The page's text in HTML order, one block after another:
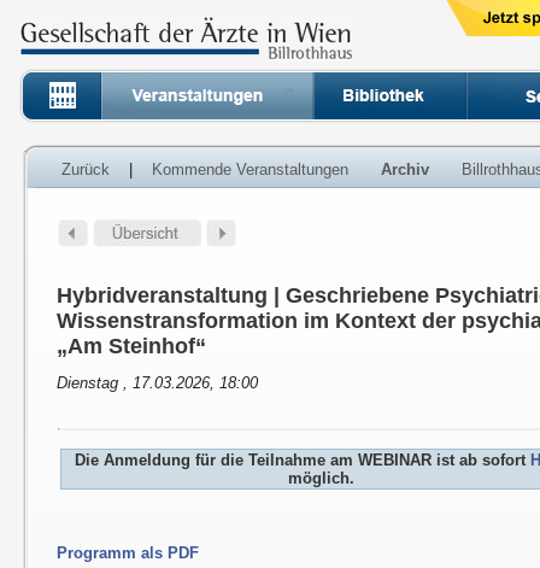
Zurück Kommende Veranstaltungen Archiv
Hybridveranstaltung | Geschriebene
Wissenstransformation im Kontext der
„Am Steinhof“
Dienstag , 17.03.2026, 18:00
Die Anmeldung für die Teilnahme am WEBINAR ist ab sofort
möglich.
Programm als PDF